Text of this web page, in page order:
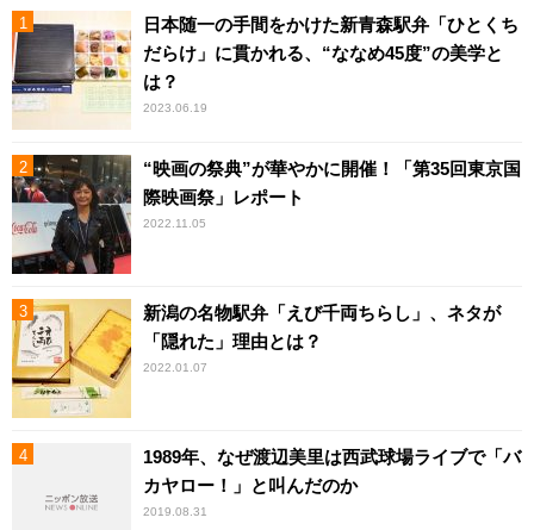
日本随一の手間をかけた新青森駅弁「ひとくち
だらけ」に貫かれる、“ななめ45度”の美学と
は？
2023.06.19
“映画の祭典”が華やかに開催！「第35回東京国
際映画祭」レポート
2022.11.05
新潟の名物駅弁「えび千両ちらし」、ネタが
「隠れた」理由とは？
2022.01.07
1989年、なぜ渡辺美里は西武球場ライブで「バ
カヤロー！」と叫んだのか
2019.08.31